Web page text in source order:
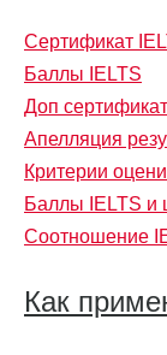
Сертификат
Баллы IELTS
Доп
Апелляция
Критерии
Баллы IELTS и
Соотношение
Как